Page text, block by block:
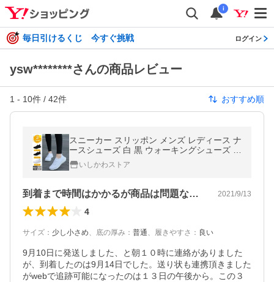
i
毎日引けるくじ 今すぐ挑戦 ログイン
ysw********さんの商品レビュー
1 - 10件 / 42件 おすすめ順
スニーカー スリッポン メンズ レディース ナ
ースシューズ 白 黒 ウォーキングシューズ カ
ジュアルシューズ カップル靴 超軽量 通気 滑
り止め
いしかわストア
到着まで時間はかかるが商品は問題なし。 2021/9/13
4
サイズ ： 少し小さめ、 底の厚み ： 普通、 履きやすさ ： 良い
9月10日に発送しました、と朝１０時に連絡がありました
が、到着したのは9月14日でした。送り状も連携頂きました
がwebで追跡可能になったのは１３日の午後から。この３